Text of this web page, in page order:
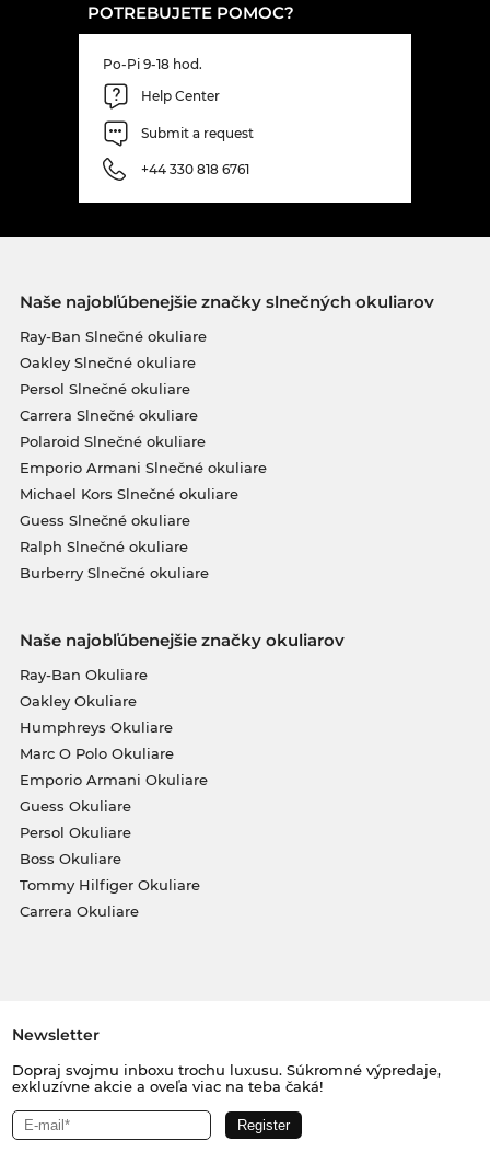
POTREBUJETE POMOC?
Po-Pi 9-18 hod.
Help Center
Submit a request
+44 330 818 6761
Naše najobľúbenejšie značky slnečných okuliarov
Ray-Ban Slnečné okuliare
Oakley Slnečné okuliare
Persol Slnečné okuliare
Carrera Slnečné okuliare
Polaroid Slnečné okuliare
Emporio Armani Slnečné okuliare
Michael Kors Slnečné okuliare
Guess Slnečné okuliare
Ralph Slnečné okuliare
Burberry Slnečné okuliare
Naše najobľúbenejšie značky okuliarov
Ray-Ban Okuliare
Oakley Okuliare
Humphreys Okuliare
Marc O Polo Okuliare
Emporio Armani Okuliare
Guess Okuliare
Persol Okuliare
Boss Okuliare
Tommy Hilfiger Okuliare
Carrera Okuliare
Newsletter
Dopraj svojmu inboxu trochu luxusu. Súkromné výpredaje,
exkluzívne akcie a oveľa viac na teba čaká!